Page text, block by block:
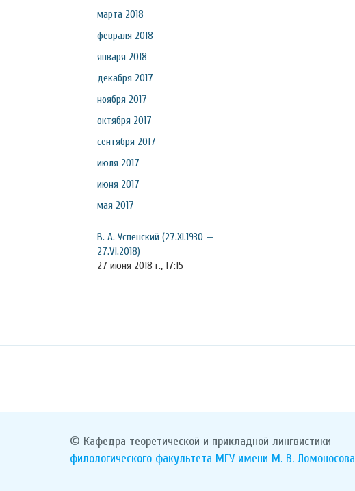
марта 2018
февраля 2018
января 2018
декабря 2017
ноября 2017
октября 2017
сентября 2017
июля 2017
июня 2017
мая 2017
В. А. Успенский (27.XI.1930 —
27.VI.2018)
27 июня 2018 г., 17:15
© Кафедра теоретической и прикладной лингвистики
филологического факультета МГУ имени М. В. Ломоносова